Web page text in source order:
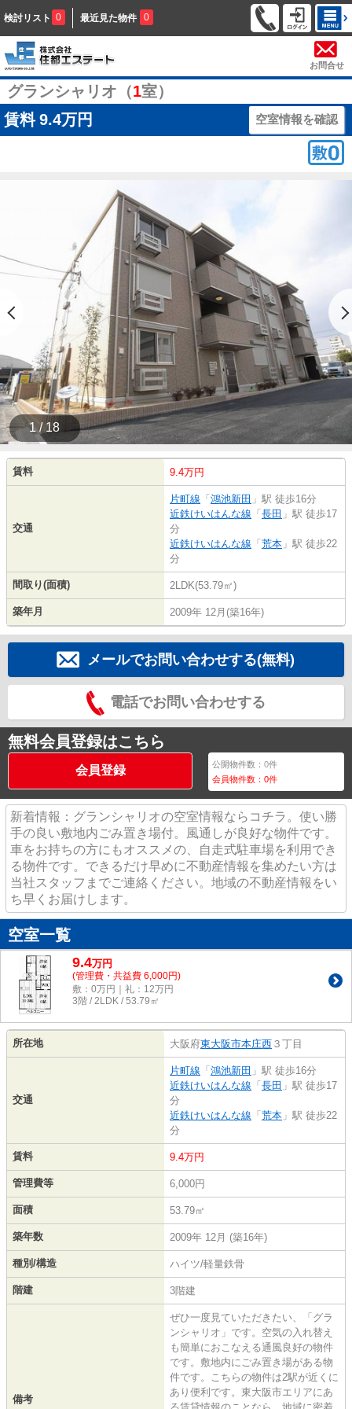
検討リスト 0 最近見た物件 0
お問合せ
グランシャリオ（1室）
賃料 9.4万円 空室情報を確認
1 / 18
賃料 9.4万円
交通
片町線 「 鴻池新田 」駅 徒歩16分
近鉄けいはんな線 「 長田 」駅 徒歩17
分
近鉄けいはんな線 「 荒本 」駅 徒歩22
分
間取り(面積) 2LDK(53.79㎡)
築年月 2009年 12月(築16年)
メールでお問い合わせする(無料)
電話でお問い合わせする
無料会員登録はこちら
会員登録 公開物件数：0件
会員物件数：0件
新着情報：グランシャリオの空室情報ならコチラ。使い勝
手の良い敷地内ごみ置き場付。風通しが良好な物件です。
車をお持ちの方にもオススメの、自走式駐車場を利用でき
る物件です。できるだけ早めに不動産情報を集めたい方は
当社スタッフまでご連絡ください。地域の不動産情報をい
ち早くお届けします。
空室一覧
9.4万円
(管理費・共益費 6,000円)
敷：0万円｜礼：12万円
3階 / 2LDK / 53.79㎡
所在地 大阪府東大阪市本庄西 ３丁目
交通
片町線 「 鴻池新田 」駅 徒歩16分
近鉄けいはんな線 「 長田 」駅 徒歩17
分
近鉄けいはんな線 「 荒本 」駅 徒歩22
分
賃料 9.4万円
管理費等 6,000円
面積 53.79㎡
築年数 2009年 12月 (築16年)
種別/構造 ハイツ/軽量鉄骨
階建 3階建
備考
ぜひ一度見ていただきたい、「グラ
ンシャリオ」です。空気の入れ替え
も簡単におこなえる通風良好の物件
です。敷地内にごみ置き場がある物
件です。こちらの物件は2駅が近くに
あり便利です。東大阪市エリアにあ